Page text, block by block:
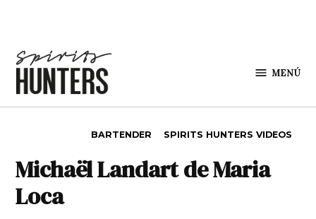
MENÚ
BARTENDER SPIRITS HUNTERS VIDEOS
Michaël Landart de Maria
Loca